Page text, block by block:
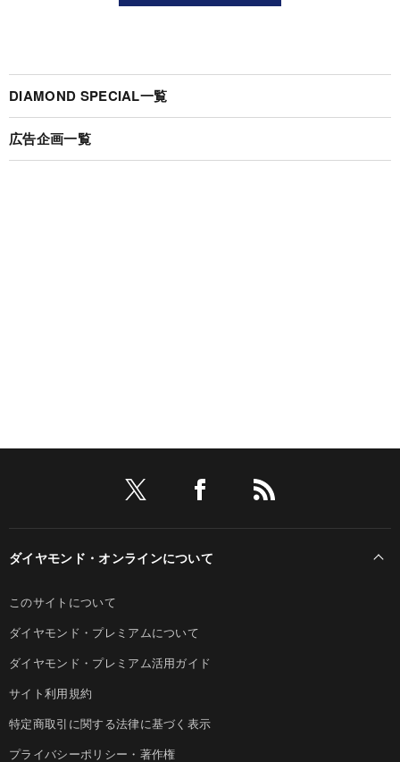
DIAMOND SPECIAL一覧
広告企画一覧
ダイヤモンド・オンラインについて
このサイトについて
ダイヤモンド・プレミアムについて
ダイヤモンド・プレミアム活用ガイド
サイト利用規約
特定商取引に関する法律に基づく表示
プライバシーポリシー・著作権